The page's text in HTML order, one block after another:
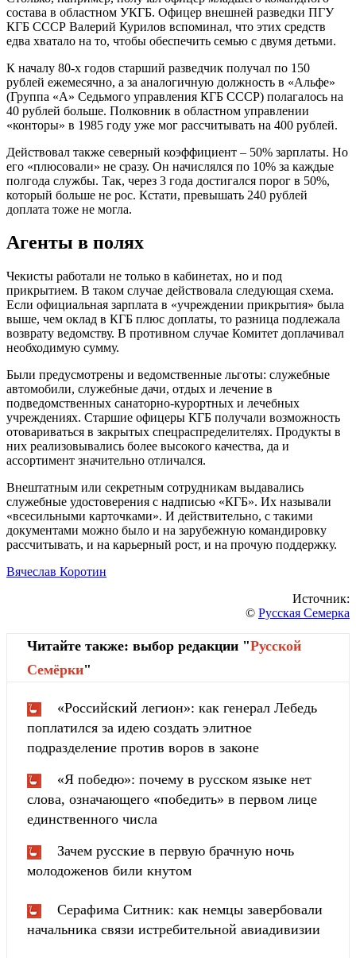
состава в областном УКГБ. Офицер внешней разведки ПГУ
КГБ СССР Валерий Курилов вспоминал, что этих средств
едва хватало на то, чтобы обеспечить семью с двумя детьми.
К началу 80-х годов старший разведчик получал по 150
рублей ежемесячно, а за аналогичную должность в «Альфе»
(Группа «А» Седьмого управления КГБ СССР) полагалось на
40 рублей больше. Полковник в областном управлении
«конторы» в 1985 году уже мог рассчитывать на 400 рублей.
Действовал также северный коэффициент – 50% зарплаты. Но
его «плюсовали» не сразу. Он начислялся по 10% за каждые
полгода службы. Так, через 3 года достигался порог в 50%,
который больше не рос. Кстати, превышать 240 рублей
доплата тоже не могла.
Агенты в полях
Чекисты работали не только в кабинетах, но и под
прикрытием. В таком случае действовала следующая схема.
Если официальная зарплата в «учреждении прикрытия» была
выше, чем оклад в КГБ плюс доплаты, то разница подлежала
возврату ведомству. В противном случае Комитет доплачивал
необходимую сумму.
Были предусмотрены и ведомственные льготы: служебные
автомобили, служебные дачи, отдых и лечение в
подведомственных санаторно-курортных и лечебных
учреждениях. Старшие офицеры КГБ получали возможность
отовариваться в закрытых спецраспределителях. Продукты в
них реализовывались более высокого качества, да и
ассортимент значительно отличался.
Внештатным или секретным сотрудникам выдавались
служебные удостоверения с надписью «КГБ». Их называли
«всесильными карточками». И действительно, с такими
документами можно было и на зарубежную командировку
рассчитывать, и на карьерный рост, и на прочую поддержку.
Вячеслав Коротин
Источник:
© Русская Семерка
Читайте также: выбор редакции "Русской
Cемёрки"
«Российский легион»: как генерал Лебедь
поплатился за идею создать элитное
подразделение против воров в законе
«Я победю»: почему в русском языке нет
слова, означающего «победить» в первом лице
единственного числа
Зачем русские в первую брачную ночь
молодоженов били кнутом
Серафима Ситник: как немцы завербовали
начальника связи истребительной авиадивизии